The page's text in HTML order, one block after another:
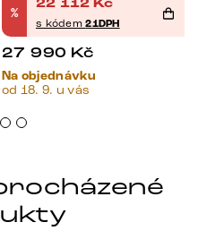
%
22 112 Kč
s kódem21DPH
27 990 Kč
Na objednávku
od 18. 9. u vás